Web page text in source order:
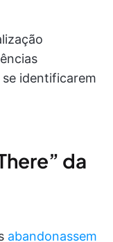
identificarem
da
abandonassem